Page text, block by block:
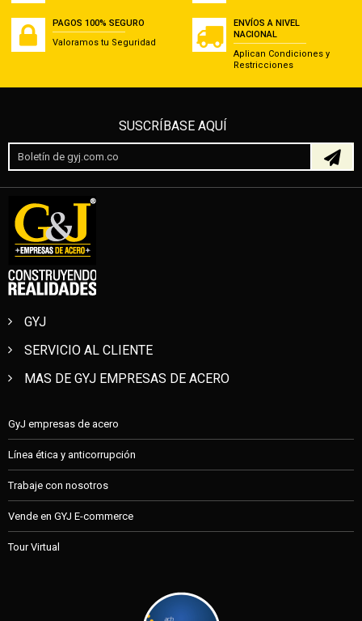
PAGOS 100% SEGURO
Valoramos tu Seguridad
ENVÍOS A NIVEL
NACIONAL
Aplican Condiciones y
Restricciones
SUSCRÍBASE AQUÍ
GYJ
SERVICIO AL CLIENTE
MAS DE GYJ EMPRESAS DE ACERO
GyJ empresas de acero
Línea ética y anticorrupción
Trabaje con nosotros
Vende en GYJ E-commerce
Tour Virtual